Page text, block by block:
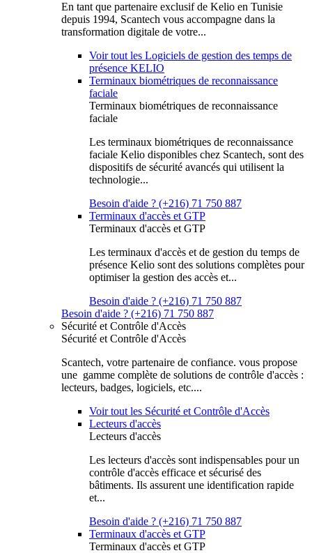
En tant que partenaire exclusif de Kelio en Tunisie
depuis 1994, Scantech vous accompagne dans la
transformation digitale de votre...
Voir tout les Logiciels de gestion des temps de
présence KELIO
Terminaux biométriques de reconnaissance
faciale
Terminaux biométriques de reconnaissance
faciale
Les terminaux biométriques de reconnaissance
faciale Kelio disponibles chez Scantech, sont des
dispositifs de sécurité avancés qui utilisent la
technologie...
Besoin d'aide ? (+216) 71 750 887
Terminaux d'accès et GTP
Terminaux d'accès et GTP
Les terminaux d'accès et de gestion du temps de
présence Kelio sont des solutions complètes pour
optimiser la gestion des accès et...
Besoin d'aide ? (+216) 71 750 887
Besoin d'aide ? (+216) 71 750 887
Sécurité et Contrôle d'Accès
Sécurité et Contrôle d'Accès
Scantech, votre partenaire de confiance. vous propose
une gamme complète de solutions de contrôle d'accès :
lecteurs, badges, logiciels, etc....
Voir tout les Sécurité et Contrôle d'Accès
Lecteurs d'accès
Lecteurs d'accès
Les lecteurs d'accès sont indispensables pour un
contrôle d'accès efficace et sécurisé des
bâtiments. Ils assurent une identification rapide
et...
Besoin d'aide ? (+216) 71 750 887
Terminaux d'accès et GTP
Terminaux d'accès et GTP